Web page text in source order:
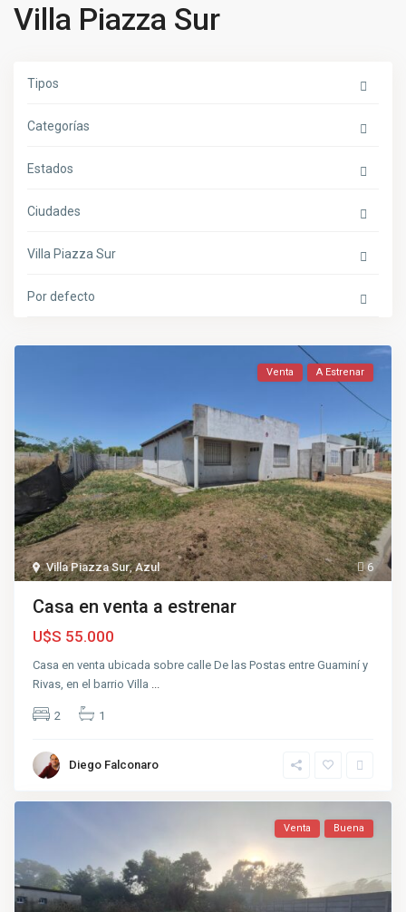
Villa Piazza Sur
Tipos
Categorías
Estados
Ciudades
Villa Piazza Sur
Por defecto
6
Villa Piazza Sur,Azul
Venta A Estrenar
Casa en venta a estrenar
U$S 55.000
Casa en venta ubicada sobre calle De las Postas entre Guaminí y
Rivas, en el barrio Villa
2 1
Diego Falconaro
Venta Buena